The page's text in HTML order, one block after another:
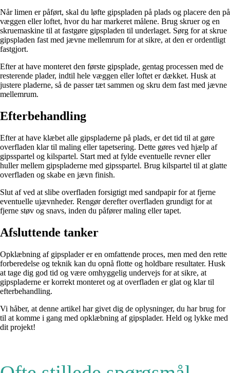
Når limen er påført, skal du løfte gipspladen på plads og placere den på
væggen eller loftet, hvor du har markeret målene. Brug skruer og en
skruemaskine til at fastgøre gipspladen til underlaget. Sørg for at skrue
gipspladen fast med jævne mellemrum for at sikre, at den er ordentligt
fastgjort.
Efter at have monteret den første gipsplade, gentag processen med de
resterende plader, indtil hele væggen eller loftet er dækket. Husk at
justere pladerne, så de passer tæt sammen og skru dem fast med jævne
mellemrum.
Efterbehandling
Efter at have klæbet alle gipspladerne på plads, er det tid til at gøre
overfladen klar til maling eller tapetsering. Dette gøres ved hjælp af
gipsspartel og kilspartel. Start med at fylde eventuelle revner eller
huller mellem gipspladerne med gipsspartel. Brug kilspartel til at glatte
overfladen og skabe en jævn finish.
Slut af ved at slibe overfladen forsigtigt med sandpapir for at fjerne
eventuelle ujævnheder. Rengør derefter overfladen grundigt for at
fjerne støv og snavs, inden du påfører maling eller tapet.
Afsluttende tanker
Opklæbning af gipsplader er en omfattende proces, men med den rette
forberedelse og teknik kan du opnå flotte og holdbare resultater. Husk
at tage dig god tid og være omhyggelig undervejs for at sikre, at
gipspladerne er korrekt monteret og at overfladen er glat og klar til
efterbehandling.
Vi håber, at denne artikel har givet dig de oplysninger, du har brug for
til at komme i gang med opklæbning af gipsplader. Held og lykke med
dit projekt!